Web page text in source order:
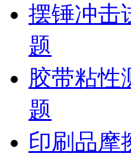
摆锤冲击
题
胶带粘性
题
印刷品摩